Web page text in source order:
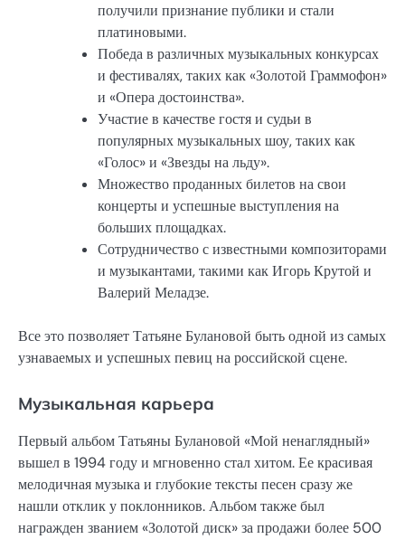
получили признание публики и стали
платиновыми.
Победа в различных музыкальных конкурсах
и фестивалях, таких как «Золотой Граммофон»
и «Опера достоинства».
Участие в качестве гостя и судьи в
популярных музыкальных шоу, таких как
«Голос» и «Звезды на льду».
Множество проданных билетов на свои
концерты и успешные выступления на
больших площадках.
Сотрудничество с известными композиторами
и музыкантами, такими как Игорь Крутой и
Валерий Меладзе.
Все это позволяет Татьяне Булановой быть одной из самых
узнаваемых и успешных певиц на российской сцене.
Музыкальная карьера
Первый альбом Татьяны Булановой «Мой ненаглядный»
вышел в 1994 году и мгновенно стал хитом. Ее красивая
мелодичная музыка и глубокие тексты песен сразу же
нашли отклик у поклонников. Альбом также был
награжден званием «Золотой диск» за продажи более 500